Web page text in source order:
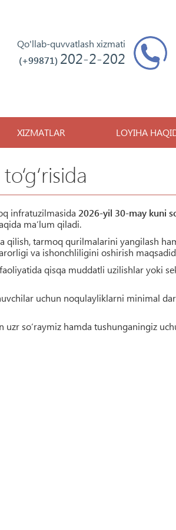
XIZMATLAR LOYIHA
Qo'llab-quvvatlash xizmati
(+99871) 202-2-202
infratuzilmasida 2026-yil 30-may kuni
ma’lum qiladi.
tarmoq qurilmalarini yangilash
va ishonchliligini oshirish
qisqa muddatli uzilishlar yoki
uchun noqulayliklarni minimal
so‘raymiz hamda tushunganingiz